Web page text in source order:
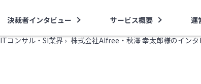
決裁者インタビュー サービス概要 運
ITコンサル・SI業界 › 株式会社Alfree・秋澤 幸太郎様のインタ